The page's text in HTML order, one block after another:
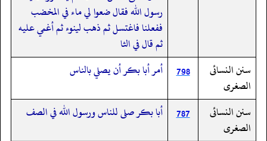
رسول الله فقال ضعوا لي ماء في المخضب
ففعلنا فاغتسل ثم ذهب لينوء ثم أغمي عليه
ثم قال في الثا
سنن النسائى
الصغرى
798 أمر أبا بكر أن يصلي بالناس
سنن النسائى
الصغرى
787 أبا بكر صلى للناس ورسول الله في الصف